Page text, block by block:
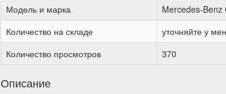
Модель и марка
Mercedes-Benz
Количество на складе
уточняйте у
Количество просмотров
370
Описание